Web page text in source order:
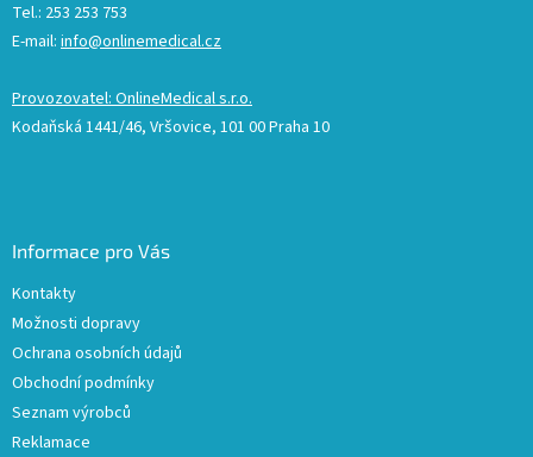
Tel.: 253 253 753
E-mail: info@onlinemedical.cz
Provozovatel: OnlineMedical s.r.o.
Kodaňská 1441/46, Vršovice, 101 00 Praha 10
Informace pro Vás
Kontakty
Možnosti dopravy
Ochrana osobních údajů
Obchodní podmínky
Seznam výrobců
Reklamace